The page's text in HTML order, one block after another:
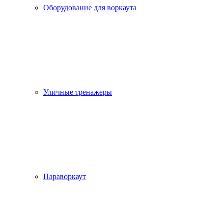
Оборудование для воркаута
Уличные тренажеры
Параворкаут